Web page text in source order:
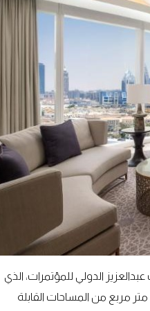
الدولي للمؤتمرات، الذي
يعد أكبر وجهة فاخرة للمؤتمرات في المدينة. ويمتد المركز على مساحة شاسعة تناهز 8500 متر مربع من المساحات القابلة